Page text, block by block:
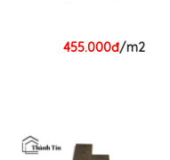
455.000đ/m2